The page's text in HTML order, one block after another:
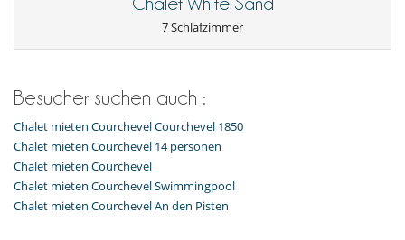
Chalet White Sand
7 Schlafzimmer
Besucher suchen auch :
Chalet mieten Courchevel Courchevel 1850
Chalet mieten Courchevel 14 personen
Chalet mieten Courchevel
Chalet mieten Courchevel Swimmingpool
Chalet mieten Courchevel An den Pisten